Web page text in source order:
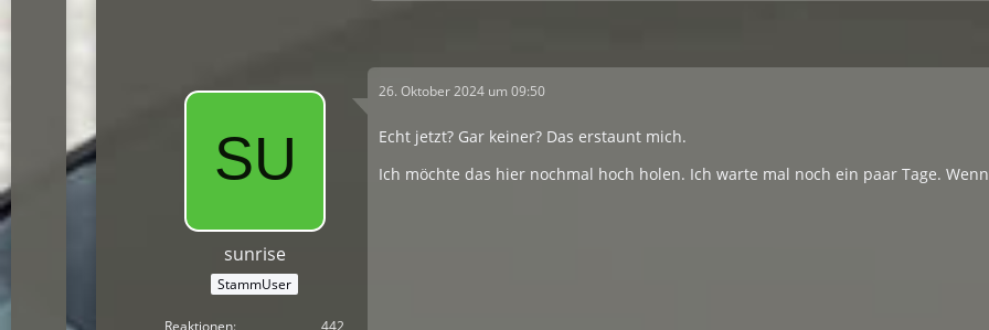
sunrise
StammUser
Reaktionen
442
26. Oktober 2024 um 09:50
Echt jetzt? Gar keiner? Das erstaunt mich.
Ich möchte das hier nochmal hoch holen. Ich warte mal noch ein paar Tage.